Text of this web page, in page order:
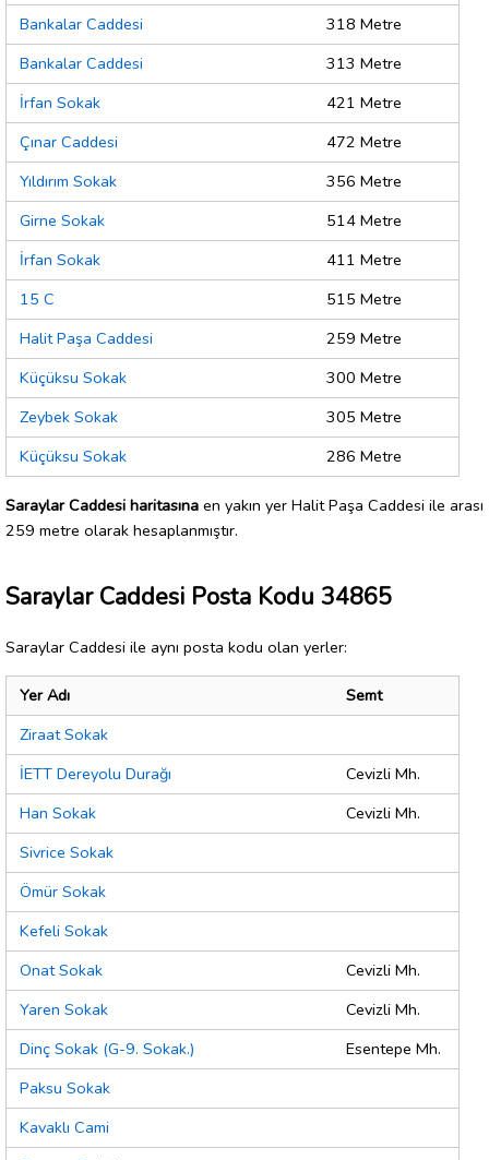
Bankalar Caddesi
318 Metre
Bankalar Caddesi
313 Metre
İrfan Sokak
421 Metre
Çınar Caddesi
472 Metre
Yıldırım Sokak
356 Metre
Girne Sokak
514 Metre
İrfan Sokak
411 Metre
15 C
515 Metre
Halit Paşa Caddesi
259 Metre
Küçüksu Sokak
300 Metre
Zeybek Sokak
305 Metre
Küçüksu Sokak
286 Metre
Saraylar Caddesi haritasına en yakın yer Halit Paşa Caddesi ile arası
259 metre olarak hesaplanmıştır.
Saraylar Caddesi Posta Kodu 34865
Saraylar Caddesi ile aynı posta kodu olan yerler:
Yer Adı
Semt
Ziraat Sokak
İETT Dereyolu Durağı
Cevizli Mh.
Han Sokak
Cevizli Mh.
Sivrice Sokak
Ömür Sokak
Kefeli Sokak
Onat Sokak
Cevizli Mh.
Yaren Sokak
Cevizli Mh.
Dinç Sokak (G-9. Sokak.)
Esentepe Mh.
Paksu Sokak
Kavaklı Cami